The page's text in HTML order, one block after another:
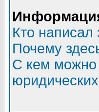
Кто
Почему
С кем можно